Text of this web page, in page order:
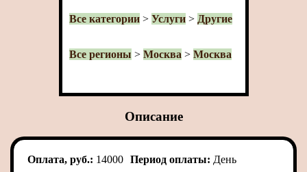
Все категории> Услуги> Другие
Все регионы > Москва > Москва
Описание
Оплата, руб.: 14000 Период оплаты: День